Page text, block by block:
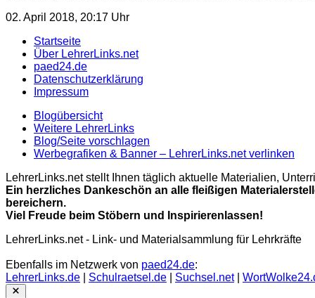
02. April 2018, 20:17 Uhr
Startseite
Über LehrerLinks.net
paed24.de
Datenschutzerklärung
Impressum
Blogübersicht
Weitere LehrerLinks
Blog/Seite vorschlagen
Werbegrafiken & Banner – LehrerLinks.net verlinken
LehrerLinks.net stellt Ihnen täglich aktuelle Materialien,
Ein herzliches Dankeschön an alle fleißigen
bereichern.
Viel Freude beim Stöbern und Inspirierenlassen!
LehrerLinks.net - Link- und Materialsammlung für Lehrkräfte
Ebenfalls im Netzwerk von paed24.de:
LehrerLinks.de
Schulraetsel.de Suchsel.net|
Close